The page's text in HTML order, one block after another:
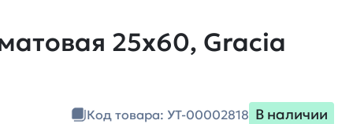
25х60, Gracia
Код товара: УТ-00002818 В наличии